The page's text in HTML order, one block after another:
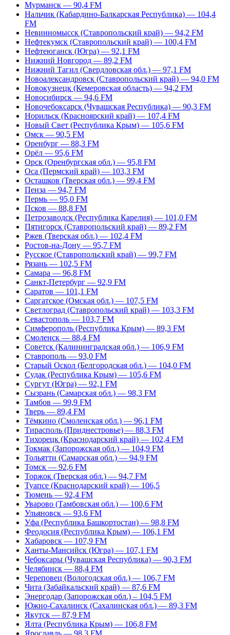
Мурманск — 90,4 FM
Нальчик (Кабардино-Балкарская Республика) — 104,4
FM
Невинномысск (Ставропольский край) — 94,2 FM
Нефтекумск (Ставропольский край) — 100,4 FM
Нефтеюганск (Югра) — 92,1 FM
Нижний Новгород — 89,2 FM
Нижний Тагил (Свердловская обл.) — 97,1 FM
Новоалександровск (Ставропольский край) — 94,0 FM
Новокузнецк (Кемеровская область) — 94,2 FM
Новосибирск — 94,6 FM
Новочебоксарск (Чувашская Республика) — 90,3 FM
Норильск (Красноярский край) — 107,4 FM
Новый Свет (Республика Крым) — 105,6 FM
Омск — 90,5 FM
Оренбург — 88,3 FM
Орёл — 95,6 FM
Орск (Оренбургская обл.) — 95,8 FM
Оса (Пермский край) — 103,3 FM
Осташков (Тверская обл.) — 99,4 FM
Пенза — 94,7 FM
Пермь — 95,0 FM
Псков — 88,8 FM
Петрозаводск (Республика Карелия) — 101,0 FM
Пятигорск (Ставропольский край) — 89,2 FM
Ржев (Тверская обл.) — 102,4 FM
Ростов-на-Дону — 95,7 FM
Русское (Ставропольский край) — 99,7 FM
Рязань — 102,5 FM
Самара — 96,8 FM
Санкт-Петербург — 92,9 FM
Саратов — 101,1 FM
Саргатское (Омская обл.) — 107,5 FM
Светлоград (Ставропольский край) — 103,3 FM
Севастополь — 103,7 FM
Симферополь (Республика Крым) — 89,3 FM
Смоленск — 88,4 FM
Советск (Калининградская обл.) — 106,9 FM
Ставрополь — 93,0 FM
Старый Оскол (Белгородская обл.) — 104,0 FM
Судак (Республика Крым) — 105,6 FM
Сургут (Югра) — 92,1 FM
Сызрань (Самарская обл.) — 98,3 FM
Тамбов — 99,9 FM
Тверь — 89,4 FM
Тёмкино (Смоленская обл.) — 96,1 FM
Тирасполь (Приднестровье) — 88,3 FM
Тихорецк (Краснодарский край) — 102,4 FM
Токмак (Запорожская обл.) — 104,9 FM
Тольятти (Самарская обл.) — 94,9 FM
Томск — 92,6 FM
Торжок (Тверская обл.) — 94,7 FM
Туапсе (Краснодарский край) — 106,5
Тюмень — 92,4 FM
Уварово (Тамбовская обл.) — 100,6 FM
Ульяновск — 93,6 FM
Уфа (Республика Башкортостан) — 98,8 FM
Феодосия (Республика Крым) — 106,1 FM
Хабаровск — 107,9 FM
Ханты-Мансийск (Югра) — 107,1 FM
Чебоксары (Чувашская Республика) — 90,3 FM
Челябинск — 88,4 FM
Череповец (Вологодская обл.) — 106,7 FM
Чита (Забайкальский край) — 87,6 FM
Энергодар (Запорожская обл.) – 104,5 FM
Южно-Сахалинск (Сахалинская обл.) — 89,3 FM
Якутск — 87,9 FM
Ялта (Республика Крым) — 106,8 FM
Ярославль — 98,3 FM